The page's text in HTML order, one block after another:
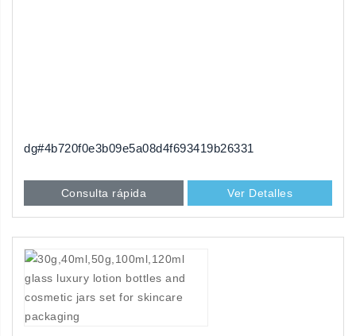
dg#4b720f0e3b09e5a08d4f693419b26331
Consulta rápida Ver Detalles